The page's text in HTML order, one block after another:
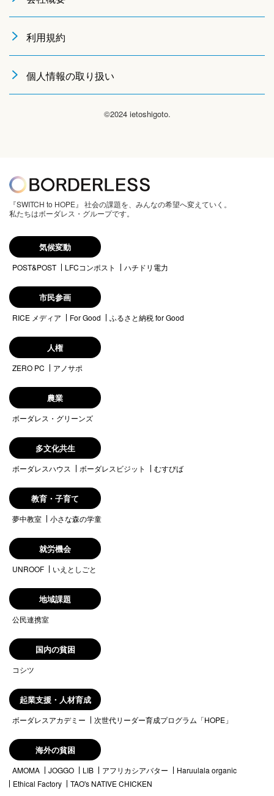
利用規約
個人情報の取り扱い
©2024 ietoshigoto.
『SWITCH to HOPE』 社会の課題を、みんなの希望へ変えていく。
私たちはボーダレス・グループです。
気候変動
POST&POST LFCコンポスト ハチドリ電力
市民参画
RICE メディア For Good ふるさと納税 for Good
人権
ZERO PC アノサポ
農業
ボーダレス・グリーンズ
多文化共生
ボーダレスハウス ボーダレスビジット むすびば
教育・子育て
夢中教室 小さな森の学童
就労機会
UNROOF いえとしごと
地域課題
公民連携室
国内の貧困
コシツ
起業支援・人材育成
ボーダレスアカデミー 次世代リーダー育成プログラム「HOPE」
海外の貧困
AMOMA JOGGO LIB アフリカシアバター
Haruulala organic
Ethical Factory
TAO's NATIVE CHICKEN